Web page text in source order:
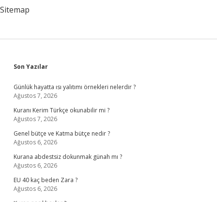
Sitemap
Sidebar
Son Yazılar
Günlük hayatta ısı yalıtımı örnekleri nelerdir ?
Ağustos 7, 2026
Kuranı Kerim Türkçe okunabilir mi ?
Ağustos 7, 2026
Genel bütçe ve Katma bütçe nedir ?
Ağustos 6, 2026
Kurana abdestsiz dokunmak günah mı ?
Ağustos 6, 2026
EU 40 kaç beden Zara ?
Ağustos 6, 2026